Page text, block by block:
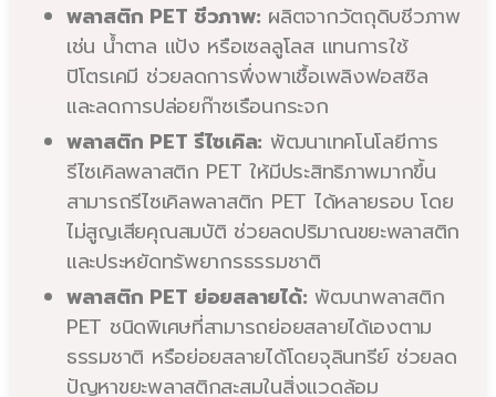
พลาสติก PET ชีวภาพ: ผลิตจากวัตถุดิบชีวภาพ
เช่น น้ำตาล แป้ง หรือเซลลูโลส แทนการใช้
ปิโตรเคมี ช่วยลดการพึ่งพาเชื้อเพลิงฟอสซิล
และลดการปล่อยก๊าซเรือนกระจก
พลาสติก PET รีไซเคิล: พัฒนาเทคโนโลยีการ
รีไซเคิลพลาสติก PET ให้มีประสิทธิภาพมากขึ้น
สามารถรีไซเคิลพลาสติก PET ได้หลายรอบ โดย
ไม่สูญเสียคุณสมบัติ ช่วยลดปริมาณขยะพลาสติก
และประหยัดทรัพยากรธรรมชาติ
พลาสติก PET ย่อยสลายได้: พัฒนาพลาสติก
PET ชนิดพิเศษที่สามารถย่อยสลายได้เองตาม
ธรรมชาติ หรือย่อยสลายได้โดยจุลินทรีย์ ช่วยลด
ปัญหาขยะพลาสติกสะสมในสิ่งแวดล้อม